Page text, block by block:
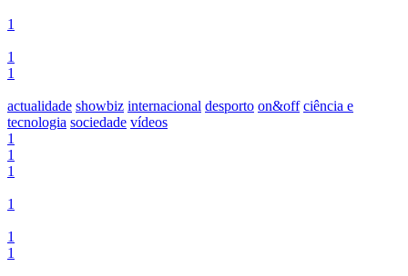
1
1
1
actualidade showbiz internacional desporto on&off ciência e
tecnologia sociedade vídeos
1
1
1
1
1
1